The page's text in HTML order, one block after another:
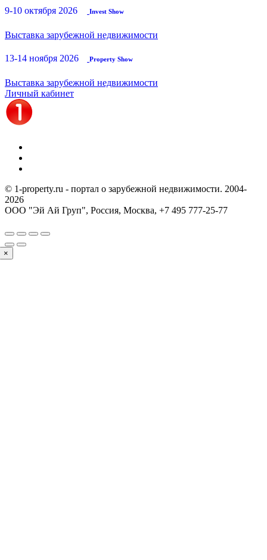
9-10 октября 2026 Invest Show
Выставка зарубежной недвижимости
13-14 ноября 2026 Property Show
Выставка зарубежной недвижимости
Личный кабинет
© 1-property.ru - портал о зарубежной недвижимости. 2004-
2026
ООО "Эй Ай Груп", Россия, Москва, +7 495 777-25-77
×